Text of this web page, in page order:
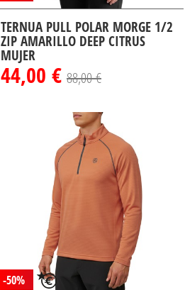
TERNUA PULL POLAR MORGE 1/2
ZIP AMARILLO DEEP CITRUS
MUJER
44,00 € 88,00 €
-50%